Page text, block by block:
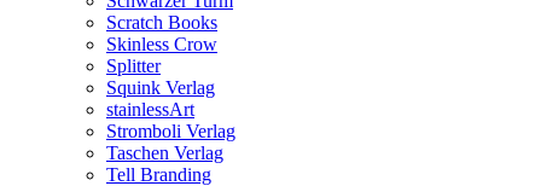
Scratch Books
Skinless Crow
Splitter
Squink Verlag
stainlessArt
Stromboli Verlag
Taschen Verlag
Tell Branding